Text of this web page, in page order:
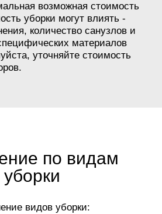
возможная стоимость
уборки могут влиять -
количество санузлов и
материалов
уточняйте стоимость
по видам
уборки
видов уборки: